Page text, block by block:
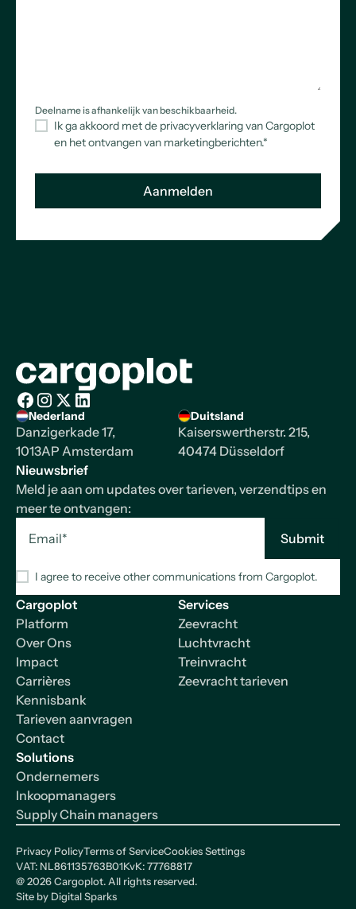
Deelname is afhankelijk van beschikbaarheid.
Ik ga akkoord met de privacyverklaring van Cargoplot
en het ontvangen van marketingberichten.*
Homepage
Facebook
Instagram
X/Twitter
LinkedIn
Nederland
Danzigerkade 17,
1013AP Amsterdam
Duitsland
Kaiserswertherstr. 215,
40474 Düsseldorf
Cargoplot
Platform
Over Ons
Impact
Carrières
Kennisbank
Tarieven aanvragen
Contact
Services
Zeevracht
Luchtvracht
Treinvracht
Zeevracht tarieven
Solutions
Ondernemers
Inkoopmanagers
Supply Chain managers
Nieuwsbrief
Meld je aan om updates over tarieven, verzendtips en
meer te ontvangen:
I agree to receive other communications from Cargoplot.
@2026Cargoplot. All rights reserved.
Privacy PolicyTerms of ServiceCookies Settings
VAT: NL861135763B01KvK: 77768817
Site by Digital Sparks